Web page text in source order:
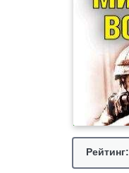
Рейтинг: